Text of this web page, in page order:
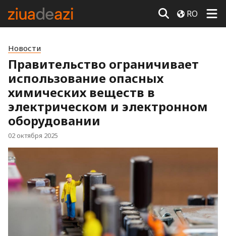
RO
Новости
Правительство ограничивает
использование опасных
химических веществ в
электрическом и электронном
оборудовании
02 октября 2025